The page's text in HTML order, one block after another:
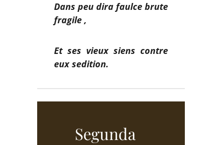
Dans peu dira faulce brute
fragile ,
Et ses vieux siens contre
eux sedition.
Segunda